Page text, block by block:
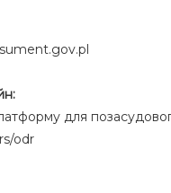
для
odr